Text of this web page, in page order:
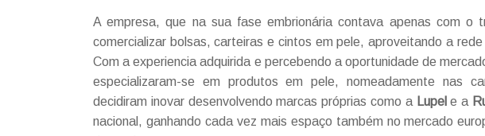
A empresa, que na sua fase embrionária contava apenas com o
comercializar bolsas, carteiras e cintos em pele, aproveitando a
Com a experiencia adquirida e percebendo a oportunidade de
especializaram-se em produtos em pele, nomeadamente nas
decidiram inovar desenvolvendo marcas próprias como a Lupel e a
nacional, ganhando cada vez mais espaço também no mercado